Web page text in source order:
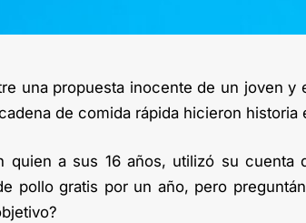
una propuesta inocente de un joven y
de comida rápida hicieron historia
quien a sus 16 años, utilizó su cuenta
pollo gratis por un año, pero